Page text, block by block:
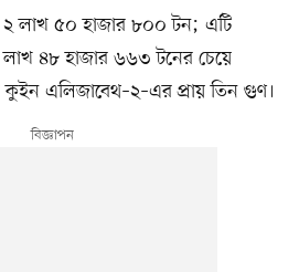
২ লাখ ৫০ হাজার ৮০০ টন; এটি
৪৮ হাজার ৬৬৩ টনের চেয়ে
কুইন এলিজাবেথ–২–এর প্রায় তিন গুণ।